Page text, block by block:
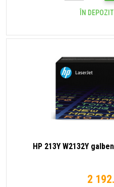
ÎN
HP 213Y W2132Y
2